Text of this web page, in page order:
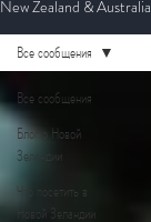
New Zealand & Australia
Все сообщения
Блог о Новой
Зеландии
Что посетить в
Новой Зеландии
Все сообщения